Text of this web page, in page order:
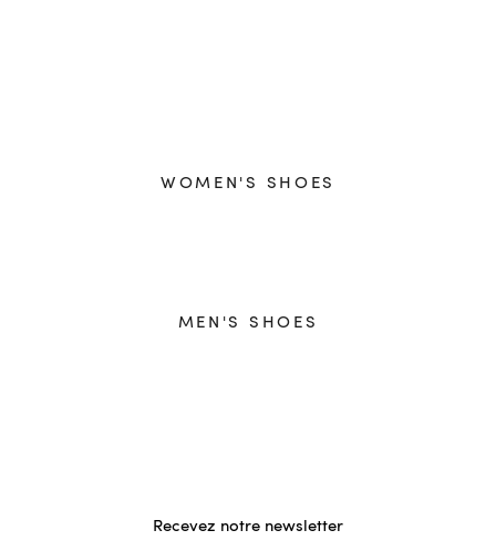
WOMEN'S SHOES
MEN'S SHOES
Recevez notre newsletter